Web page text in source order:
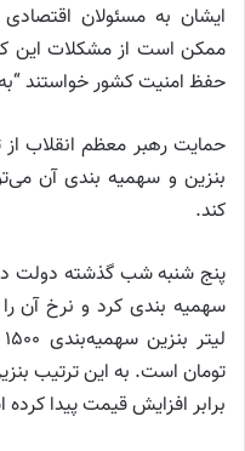
ایشان به مسئولان
ممکن است از مشکلات این
حفظ امنیت کشور خواستند
حمایت رهبر معظم انقلاب
بنزین و سهمیه بندی آن
کند.
پنج شنبه شب گذشته دولت در
سهمیه بندی کرد و نرخ آن
برابر افزایش قیمت پیدا